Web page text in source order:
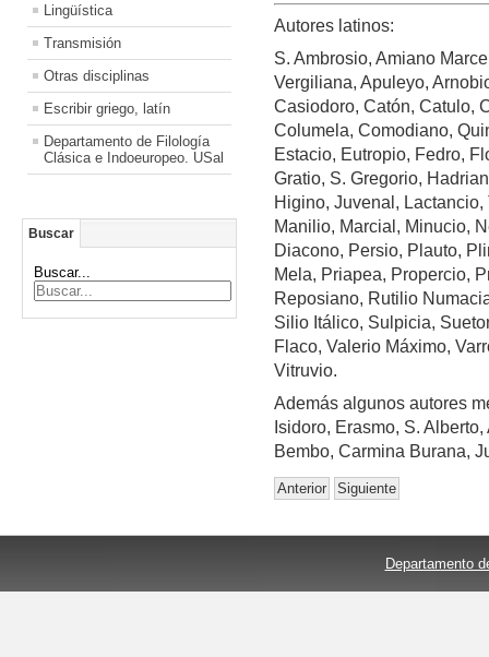
Lingüística
Transmisión
Otras disciplinas
Escribir griego, latín
Departamento de Filología
Clásica e Indoeuropeo. USal
Buscar
Buscar...
Autores latinos:
S. Ambrosio, Amiano
Vergiliana, Apuleyo,
Casiodoro, Catón, Catulo,
Columela, Comodiano,
Estacio, Eutropio, Fedro,
Gratio, S. Gregorio,
Higino, Juvenal,
Manilio, Marcial, Minucio,
Diacono, Persio, Plauto,
Mela, Priapea, Propercio,
Reposiano, Rutilio
Silio Itálico, Sulpicia,
Flaco, Valerio Máximo,
Vitruvio.
Además algunos autores
Isidoro, Erasmo, S.
Bembo, Carmina Burana,
Anterior Siguiente
Departamento